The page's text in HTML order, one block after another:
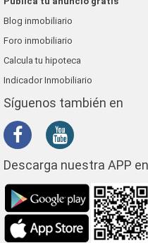
Blog inmobiliario
Foro inmobiliario
Calcula tu hipoteca
Indicador Inmobiliario
Síguenos también en
Descarga nuestra APP